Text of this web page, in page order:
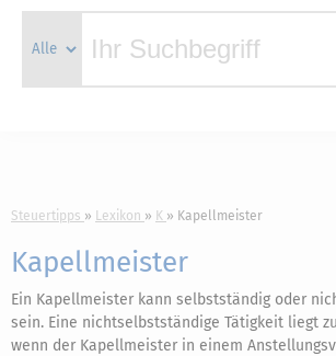
Steuertipps Lexikon K Kapellmeister
Kapellmeister
Ein Kapellmeister kann selbstständig oder
sein. Eine nichtselbstständige Tätigkeit liegt
wenn der Kapellmeister in einem